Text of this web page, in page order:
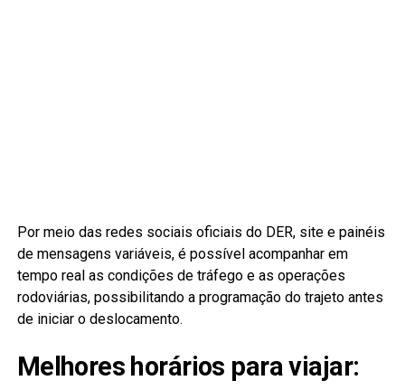
Por meio das redes sociais oficiais do DER, site e painéis
de mensagens variáveis, é possível acompanhar em
tempo real as condições de tráfego e as operações
rodoviárias, possibilitando a programação do trajeto antes
de iniciar o deslocamento.
Melhores horários para viajar: